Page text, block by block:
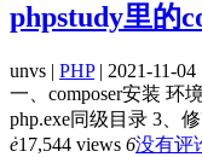
phpstudy里的
unvs | PHP| 2021-11-04
一、composer安装 环
php.exe同级目录 3、
ė17,544 views 6没有评